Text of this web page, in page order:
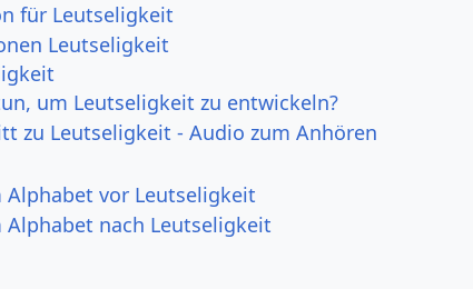
für Leutseligkeit
Leutseligkeit
um Leutseligkeit zu entwickeln?
zu Leutseligkeit - Audio zum Anhören
Alphabet vor Leutseligkeit
Alphabet nach Leutseligkeit